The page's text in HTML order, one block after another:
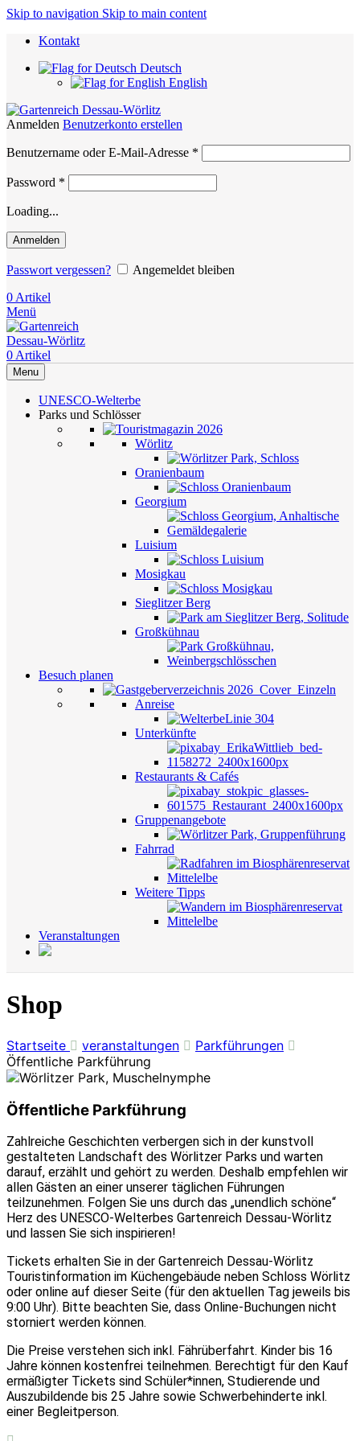
Skip to navigation Skip to main content
Kontakt
Deutsch
English
Anmelden Benutzerkonto erstellen
Benutzername oder E-Mail-Adresse *
Password *
Loading...
Anmelden
Passwort vergessen?
Angemeldet bleiben
0 Artikel
Menü
0 Artikel
Menu
UNESCO-Welterbe
Parks und Schlösser
Wörlitz
Oranienbaum
Georgium
Luisium
Mosigkau
Sieglitzer Berg
Großkühnau
Besuch planen
Anreise
Unterkünfte
Restaurants & Cafés
Gruppenangebote
Fahrrad
Weitere Tipps
Veranstaltungen
Shop
Startseite veranstaltungen
Parkführungen
Öffentliche Parkführung
Öffentliche Parkführung
Zahlreiche Geschichten verbergen sich in der kunstvoll
gestalteten Landschaft des Wörlitzer Parks und warten
darauf, erzählt und gehört zu werden. Deshalb empfehlen wir
allen Gästen an einer unserer täglichen Führungen
teilzunehmen. Folgen Sie uns durch das „unendlich schöne“
Herz des UNESCO-Welterbes Gartenreich Dessau-Wörlitz
und lassen Sie sich inspirieren!
Tickets erhalten Sie in der Gartenreich Dessau-Wörlitz
Touristinformation im Küchengebäude neben Schloss Wörlitz
oder online auf dieser Seite (für den aktuellen Tag jeweils bis
9:00 Uhr). Bitte beachten Sie, dass Online-Buchungen nicht
storniert werden können.
Die Preise verstehen sich inkl. Fährüberfahrt. Kinder bis 16
Jahre können kostenfrei teilnehmen. Berechtigt für den Kauf
ermäßigter Tickets sind Schüler*innen, Studierende und
Auszubildende bis 25 Jahre sowie Schwerbehinderte inkl.
einer Begleitperson.